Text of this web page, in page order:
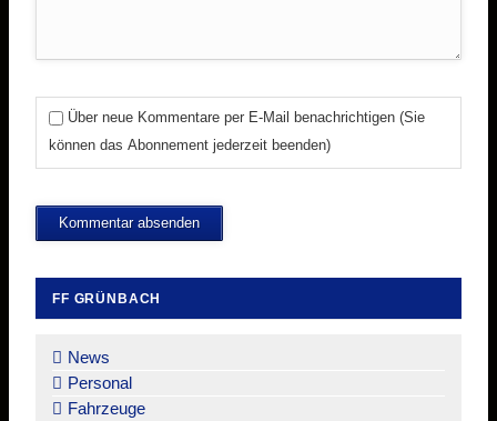
Über neue Kommentare per E-Mail benachrichtigen (Sie
können das Abonnement jederzeit beenden)
Kommentar absenden
FF GRÜNBACH
überspringen
News
Personal
Fahrzeuge